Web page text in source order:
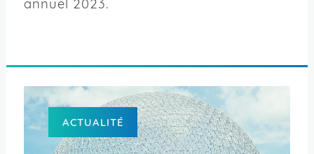
annuel 2023.
ACTUALITÉ